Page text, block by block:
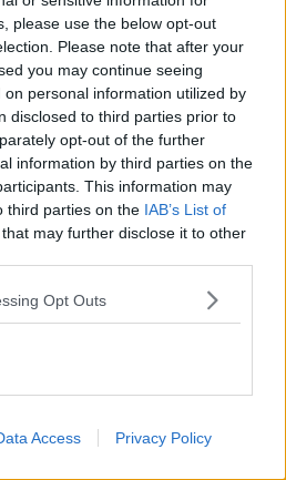
please use the below opt-out
Please note that after your
you may continue seeing
personal information utilized by
disclosed to third parties prior to
opt-out of the further
information by third parties on the
This information may
third parties on the IAB’s List of
that may further disclose it to other
Opt Outs
Access Privacy Policy
settentrionale, in
Versilia, Serchio, Basso Serchio,
inferiore, Reno Santerno, Foce
un po' più tardi, alle 6 di
22 ottobre, con durata fino alla
la costa in corrispondenza dei
e isole.
regionale sono Massa Carrara,
Pistoia, Prato, Firenze. Sullacosta
province di Pisa e Livorno, l'allerta
riguarda anche Cecina (LI),
(PI), Castagneto Carducci
(PI), Cecina (LI), Monteverdi
del vento forte, blackout elettrici e